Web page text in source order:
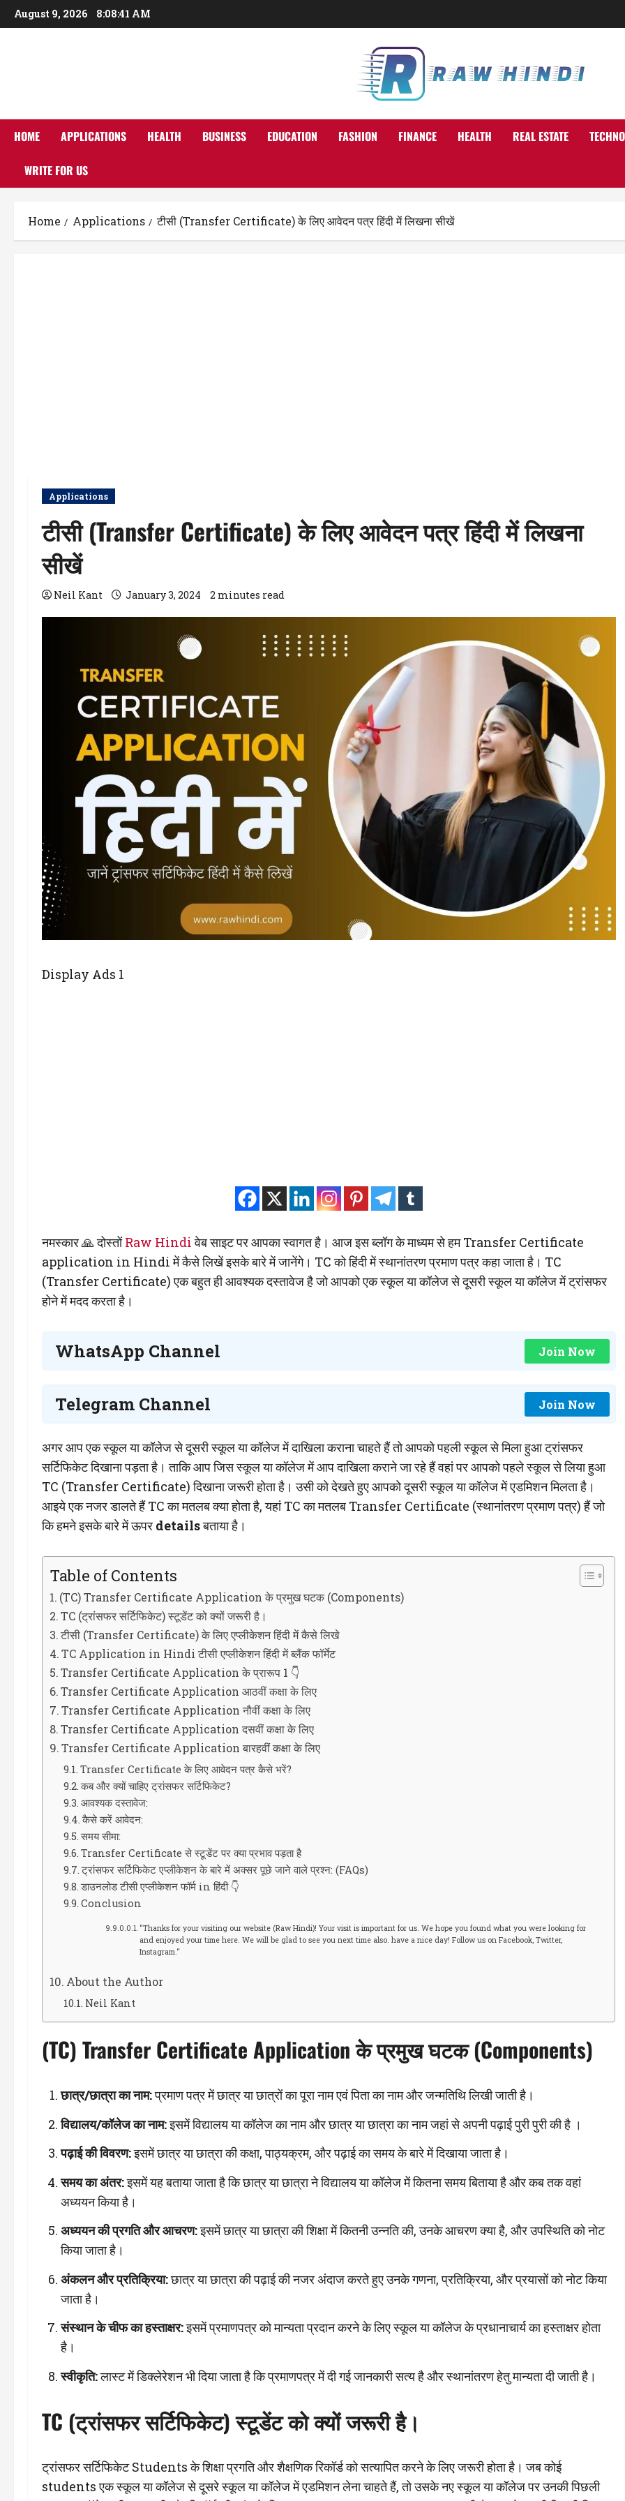
Skip
to
August 9, 2026 8:08:42 AM
HOME APPLICATIONS HEALTH BUSINESS EDUCATION FASHION FINANCE HEALTH REAL ESTATE
WRITE FOR US
Home Applications टीसी (Transfer Certificate) के लिए आवेदन पत्र हिंदी में लिखना सीखें
Applications
टीसी (Transfer Certificate) के लिए आवेदन पत्र हिंदी में लिखना
सीखें
Neil Kant January 3, 2024 2 minutes read
Display Ads 1
नमस्कार 🙏 दोस्तोंRaw Hindiवेब साइट पर आपका स्वागत है। आज इस ब्लॉग के माध्यम से हम Transfer Certificate
application in Hindi में कैसे लिखें इसके बारे में जानेंगे। TC को हिंदी में स्थानांतरण प्रमाण पत्र कहा जाता है। TC
(Transfer Certificate) एक बहुत ही आवश्यक दस्तावेज है जो आपको एक स्कूल या कॉलेज से दूसरी स्कूल या कॉलेज में ट्रांसफर
होने में मदद करता है।
WhatsApp Channel Join Now
Telegram Channel Join Now
अगर आप एक स्कूल या कॉलेज से दूसरी स्कूल या कॉलेज में दाखिला कराना चाहते हैं तो आपको पहली स्कूल से मिला हुआ ट्रांसफर
सर्टिफिकेट दिखाना पड़ता है। ताकि आप जिस स्कूल या कॉलेज में आप दाखिला कराने जा रहे हैं वहां पर आपको पहले स्कूल से लिया हुआ
TC (Transfer Certificate) दिखाना जरूरी होता है। उसी को देखते हुए आपको दूसरी स्कूल या कॉलेज में एडमिशन मिलता है।
आइये एक नजर डालते हैं TC का मतलब क्या होता है, यहां TC का मतलब Transfer Certificate (स्थानांतरण प्रमाण पत्र) हैं जो
कि हमने इसके बारे में ऊपर detailsबताया है।
Table of Contents
(TC) Transfer Certificate Application के प्रमुख घटक (Components)
TC (ट्रांसफर सर्टिफिकेट) स्टूडेंट को क्यों जरूरी है।
टीसी (Transfer Certificate) के लिए एप्लीकेशन हिंदी में कैसे लिखे
TC Application in Hindi टीसी एप्लीकेशन हिंदी में ब्लैंक फॉर्मेट
Transfer Certificate Application के प्रारूप 1 👇
Transfer Certificate Application आठवीं कक्षा के लिए
Transfer Certificate Application नौवीं कक्षा के लिए
Transfer Certificate Application दसवीं कक्षा के लिए
Transfer Certificate Application बारहवीं कक्षा के लिए
Transfer Certificate के लिए आवेदन पत्र कैसे भरें?
कब और क्यों चाहिए ट्रांसफर सर्टिफिकेट?
आवश्यक दस्तावेज:
कैसे करें आवेदन:
समय सीमा:
Transfer Certificate से स्टूडेंट पर क्या प्रभाव पड़ता है
ट्रांसफर सर्टिफिकेट एप्लीकेशन के बारे में अक्सर पूछे जाने वाले प्रश्न: (FAQs)
डाउनलोड टीसी एप्लीकेशन फॉर्म in हिंदी 👇
Conclusion
“Thanks for your visiting our website (Raw Hindi)! Your visit is important for us. We hope you found what you were looking for
and enjoyed your time here. We will be glad to see you next time also. have a nice day! Follow us on Facebook, Twitter,
Instagram.“
About the Author
Neil Kant
(TC) Transfer Certificate Applicationके प्रमुख घटक(Components)
छात्र/छात्रा का नाम:प्रमाण पत्र में छात्र या छात्रों का पूरा नाम एवं पिता का नाम और जन्मतिथि लिखी जाती है।
विद्यालय/कॉलेज का नाम:इसमें विद्यालय या कॉलेज का नाम और छात्र या छात्रा का नाम जहां से अपनी पढ़ाई पुरी पुरी की है ।
पढ़ाई की विवरण:इसमें छात्र या छात्रा की कक्षा, पाठ्यक्रम, और पढ़ाई का समय के बारे में दिखाया जाता है।
समय का अंतर:इसमें यह बताया जाता है कि छात्र या छात्रा ने विद्यालय या कॉलेज में कितना समय बिताया है और कब तक वहां
अध्ययन किया है।
अध्ययन की प्रगति और आचरण:इसमें छात्र या छात्रा की शिक्षा में कितनी उन्नति की, उनके आचरण क्या है, और उपस्थिति को नोट
किया जाता है।
अंकलन और प्रतिक्रिया:छात्र या छात्रा की पढ़ाई की नजर अंदाज करते हुए उनके गणना, प्रतिक्रिया, और प्रयासों को नोट किया
जाता है।
संस्थान के चीफ का हस्ताक्षर:इसमें प्रमाणपत्र को मान्यता प्रदान करने के लिए स्कूल या कॉलेज के प्रधानाचार्य का हस्ताक्षर होता
है।
स्वीकृति:लास्ट में डिक्लेरेशन भी दिया जाता है कि प्रमाणपत्र में दी गई जानकारी सत्य है और स्थानांतरण हेतु मान्यता दी जाती है।
TC (ट्रांसफर सर्टिफिकेट) स्टूडेंट को क्यों जरूरी है।
ट्रांसफर सर्टिफिकेट Students के शिक्षा प्रगति और शैक्षणिक रिकॉर्ड को सत्यापित करने के लिए जरूरी होता है। जब कोई
students एक स्कूल या कॉलेज से दूसरे स्कूल या कॉलेज में एडमिशन लेना चाहते हैं, तो उसके नए स्कूल या कॉलेज पर उनकी पिछली